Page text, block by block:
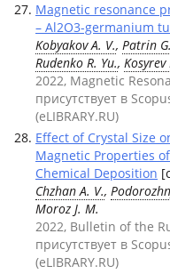
Magnetic resonance
– Al2O3-germanium
Kobyakov A. V., Patrin
Rudenko R. Yu., Kosyrev
2022, Magnetic
присутствует в
(eLIBRARY.RU)
Effect of Crystal Size
Magnetic Properties
Chemical Deposition
Chzhan A. V.,
Moroz J. M.
2022, Bulletin of the
присутствует в
(eLIBRARY.RU)